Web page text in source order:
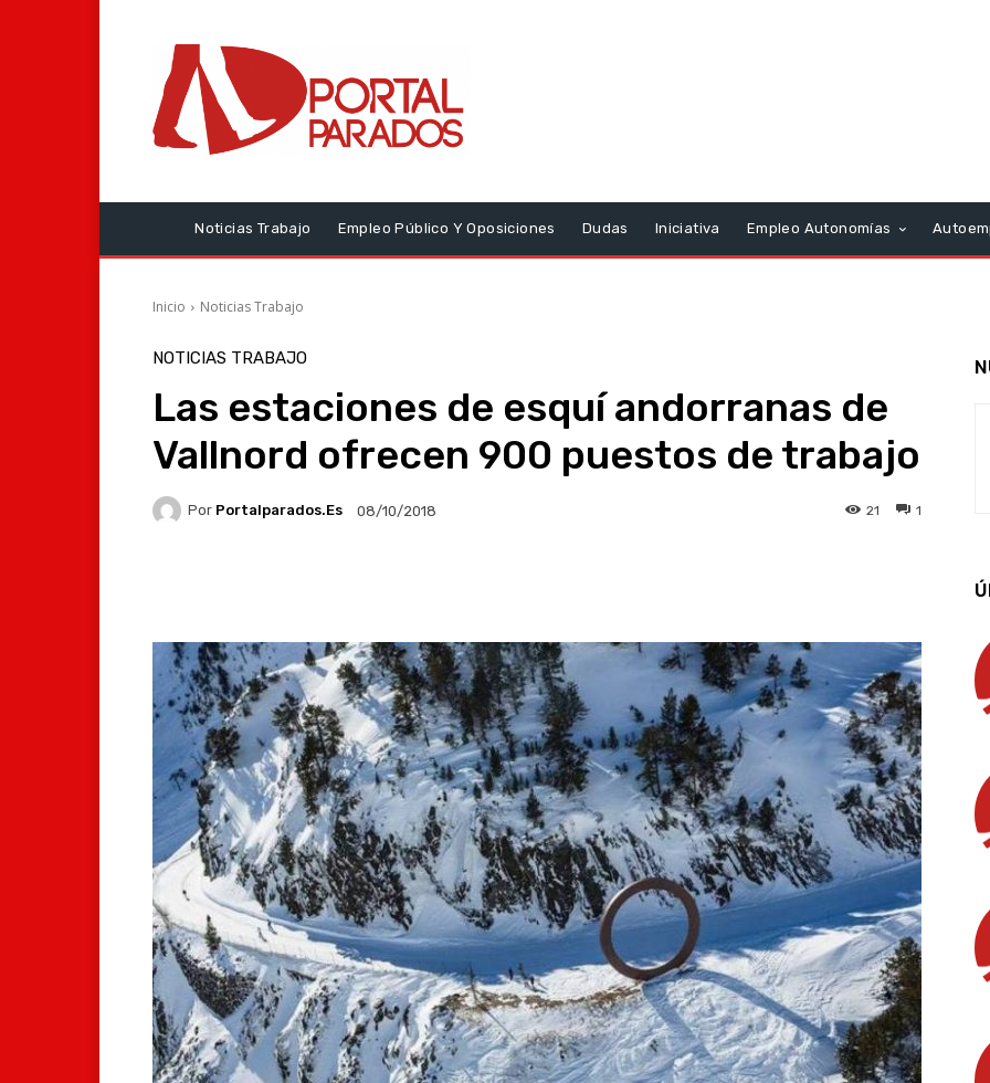
Noticias Trabajo Empleo Público Y Oposiciones Dudas Iniciativa Empleo Autonomías
Inicio Noticias Trabajo
NOTICIAS TRABAJO
Las estaciones de esquí andorranas de
Vallnord ofrecen 900 puestos de trabajo
Por Portalparados.es 08/10/2018 1
21